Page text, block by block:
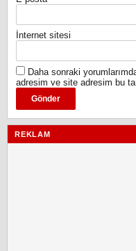
İnternet sitesi
Daha sonraki
adresim ve site adresim bu
REKLAM